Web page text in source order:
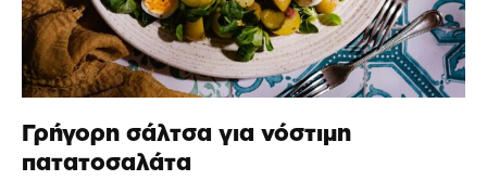
Γρήγορη σάλτσα για νόστιμη
πατατοσαλάτα